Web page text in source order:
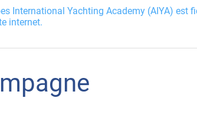
International Yachting Academy (AIYA) est
internet.